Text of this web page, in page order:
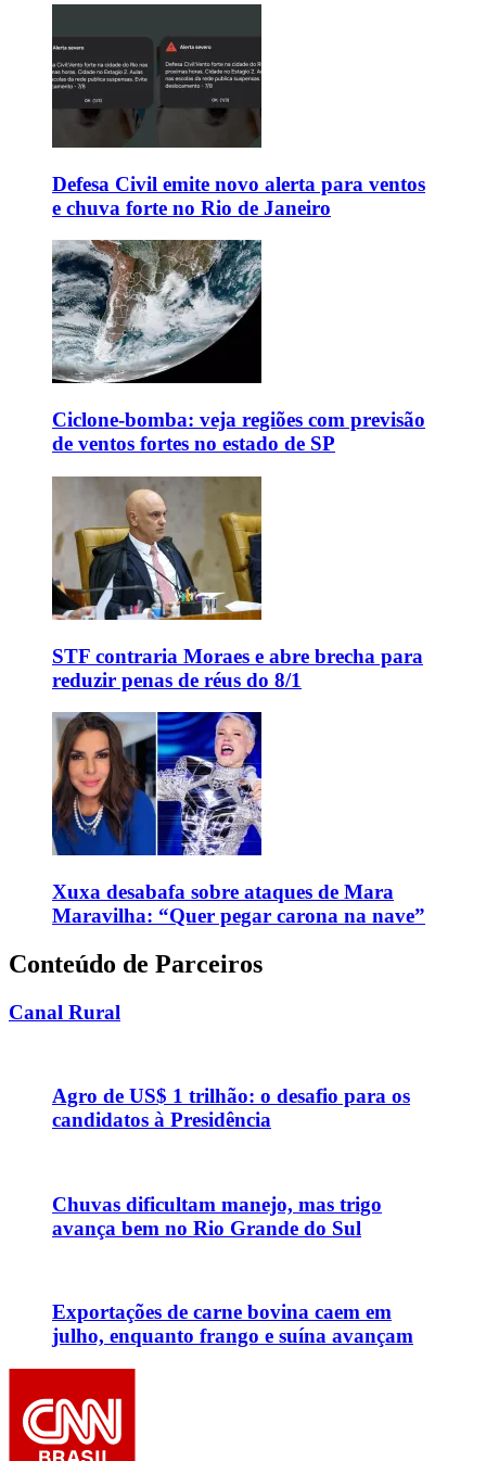
Defesa Civil emite novo alerta para ventos
e chuva forte no Rio de Janeiro
Ciclone-bomba: veja regiões com previsão
de ventos fortes no estado de SP
STF contraria Moraes e abre brecha para
reduzir penas de réus do 8/1
Xuxa desabafa sobre ataques de Mara
Maravilha: “Quer pegar carona na nave”
Conteúdo de Parceiros
Canal Rural
Agro de US$ 1 trilhão: o desafio para os
candidatos à Presidência
Chuvas dificultam manejo, mas trigo
avança bem no Rio Grande do Sul
Exportações de carne bovina caem em
julho, enquanto frango e suína avançam